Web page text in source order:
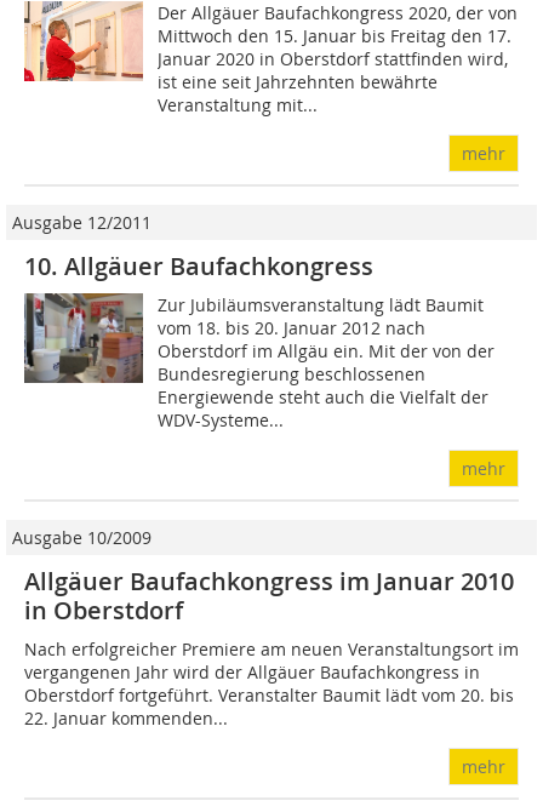
Der Allgäuer Baufachkongress 2020, der von
Mittwoch den 15. Januar bis Freitag den 17.
Januar 2020 in Oberstdorf stattfinden wird,
ist eine seit Jahrzehnten bewährte
Veranstaltung mit...
mehr
Ausgabe 12/2011
10. Allgäuer Baufachkongress
Zur Jubiläumsveranstaltung lädt Baumit
vom 18. bis 20. Januar 2012 nach
Oberstdorf im Allgäu ein. Mit der von der
Bundesregierung beschlossenen
Energiewende steht auch die Vielfalt der
WDV-Systeme...
mehr
Ausgabe 10/2009
Allgäuer Baufachkongress im Januar 2010
in Oberstdorf
Nach erfolgreicher Premiere am neuen Veranstaltungsort im
vergangenen Jahr wird der Allgäuer Baufachkongress in
Oberstdorf fortgeführt. Veranstalter Baumit lädt vom 20. bis
22. Januar kommenden...
mehr